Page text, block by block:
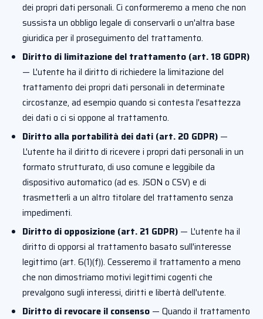
dei propri dati personali. Ci conformeremo a meno che non
sussista un obbligo legale di conservarli o un'altra base
giuridica per il proseguimento del trattamento.
Diritto di limitazione del trattamento (art. 18 GDPR)
— L'utente ha il diritto di richiedere la limitazione del
trattamento dei propri dati personali in determinate
circostanze, ad esempio quando si contesta l'esattezza
dei dati o ci si oppone al trattamento.
Diritto alla portabilità dei dati (art. 20 GDPR) —
L'utente ha il diritto di ricevere i propri dati personali in un
formato strutturato, di uso comune e leggibile da
dispositivo automatico (ad es. JSON o CSV) e di
trasmetterli a un altro titolare del trattamento senza
impedimenti.
Diritto di opposizione (art. 21 GDPR) — L'utente ha il
diritto di opporsi al trattamento basato sull'interesse
legittimo (art. 6(1)(f)). Cesseremo il trattamento a meno
che non dimostriamo motivi legittimi cogenti che
prevalgono sugli interessi, diritti e libertà dell'utente.
Diritto di revocare il consenso — Quando il trattamento